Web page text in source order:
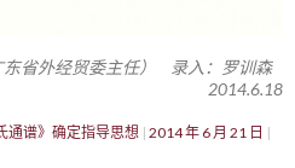
东省外经贸委主任） 录入：罗训森
2014.6.18
通谱》确定指导思想 2014 年 6 月 21 日